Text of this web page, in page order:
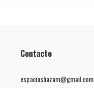
Contacto
espacioshazam@gmail.com